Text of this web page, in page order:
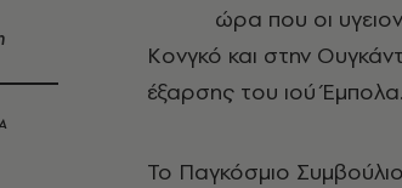
ώρα που οι
Κονγκό και στην
έξαρσης του ιού Έμπολα.
Το Παγκόσμιο